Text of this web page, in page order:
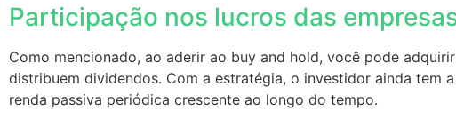
Participação nos lucros das
Como mencionado, ao aderir ao buy and hold, você pode
distribuem dividendos. Com a estratégia, o investidor ainda tem
renda passiva periódica crescente ao longo do tempo.